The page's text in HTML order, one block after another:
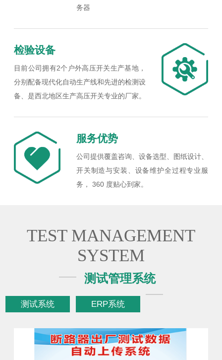
务器
检验设备
目前公司拥有2个户外高压开关生产基地，
分别配备现代化自动生产线和先进的检测设
备、是西北地区生产高压开关专业的厂家。
服务优势
公司提供覆盖咨询、设备选型、图纸设计、
开关制造与安装、设备维护全过程专业服
务， 360 度贴心到家。
TEST MANAGEMENT
SYSTEM
测试管理系统
测试系统 ERP系统